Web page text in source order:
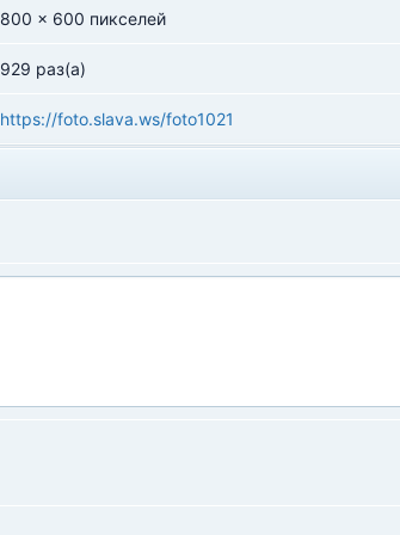
800 x 600 пикселей
929 раз(а)
https://foto.slava.ws/foto1021